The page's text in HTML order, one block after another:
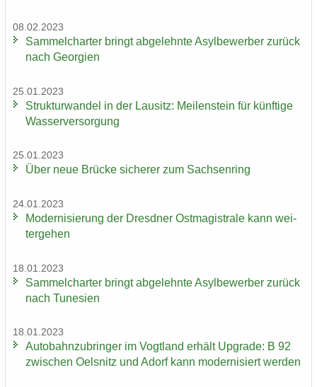
08.02.2023
Sam­mel­char­ter bringt ab­ge­lehn­te Asyl­be­wer­ber zu­rück
nach Ge­or­gi­en
25.01.2023
Struk­tur­wan­del in der Lau­sitz: Mei­len­stein für künf­ti­ge
Was­ser­ver­sor­gung
25.01.2023
Über neue Brü­cke si­che­rer zum Sach­sen­ring
24.01.2023
Mo­der­ni­sie­rung der Dresd­ner Ost­ma­gis­tra­le kann wei­
ter­ge­hen
18.01.2023
Sam­mel­char­ter bringt ab­ge­lehn­te Asyl­be­wer­ber zu­rück
nach Tu­ne­si­en
18.01.2023
Au­to­bahn­zu­brin­ger im Vogt­land er­hält Up­grade: B 92
zwi­schen Oels­nitz und Adorf kann mo­der­ni­siert wer­den